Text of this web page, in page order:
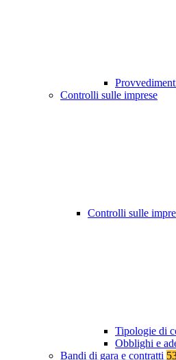
Controlli sulle imprese
Controlli sulle
Tipologie di
Obblighi e
Bandi di gara e contratti